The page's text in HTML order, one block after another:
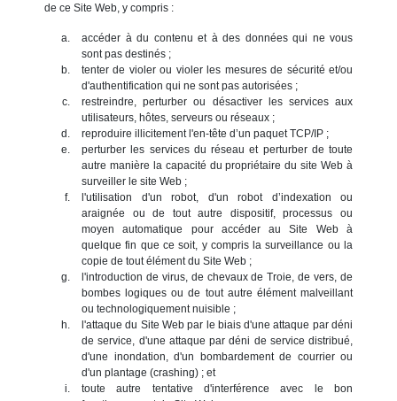
de ce Site Web, y compris :
accéder à du contenu et à des données qui ne vous
sont pas destinés ;
tenter de violer ou violer les mesures de sécurité et/ou
d'authentification qui ne sont pas autorisées ;
restreindre, perturber ou désactiver les services aux
utilisateurs, hôtes, serveurs ou réseaux ;
reproduire illicitement l'en-tête d’un paquet TCP/IP ;
perturber les services du réseau et perturber de toute
autre manière la capacité du propriétaire du site Web à
surveiller le site Web ;
l'utilisation d'un robot, d'un robot d’indexation ou
araignée ou de tout autre dispositif, processus ou
moyen automatique pour accéder au Site Web à
quelque fin que ce soit, y compris la surveillance ou la
copie de tout élément du Site Web ;
l'introduction de virus, de chevaux de Troie, de vers, de
bombes logiques ou de tout autre élément malveillant
ou technologiquement nuisible ;
l'attaque du Site Web par le biais d'une attaque par déni
de service, d'une attaque par déni de service distribué,
d'une inondation, d'un bombardement de courrier ou
d'un plantage (crashing) ; et
toute autre tentative d'interférence avec le bon